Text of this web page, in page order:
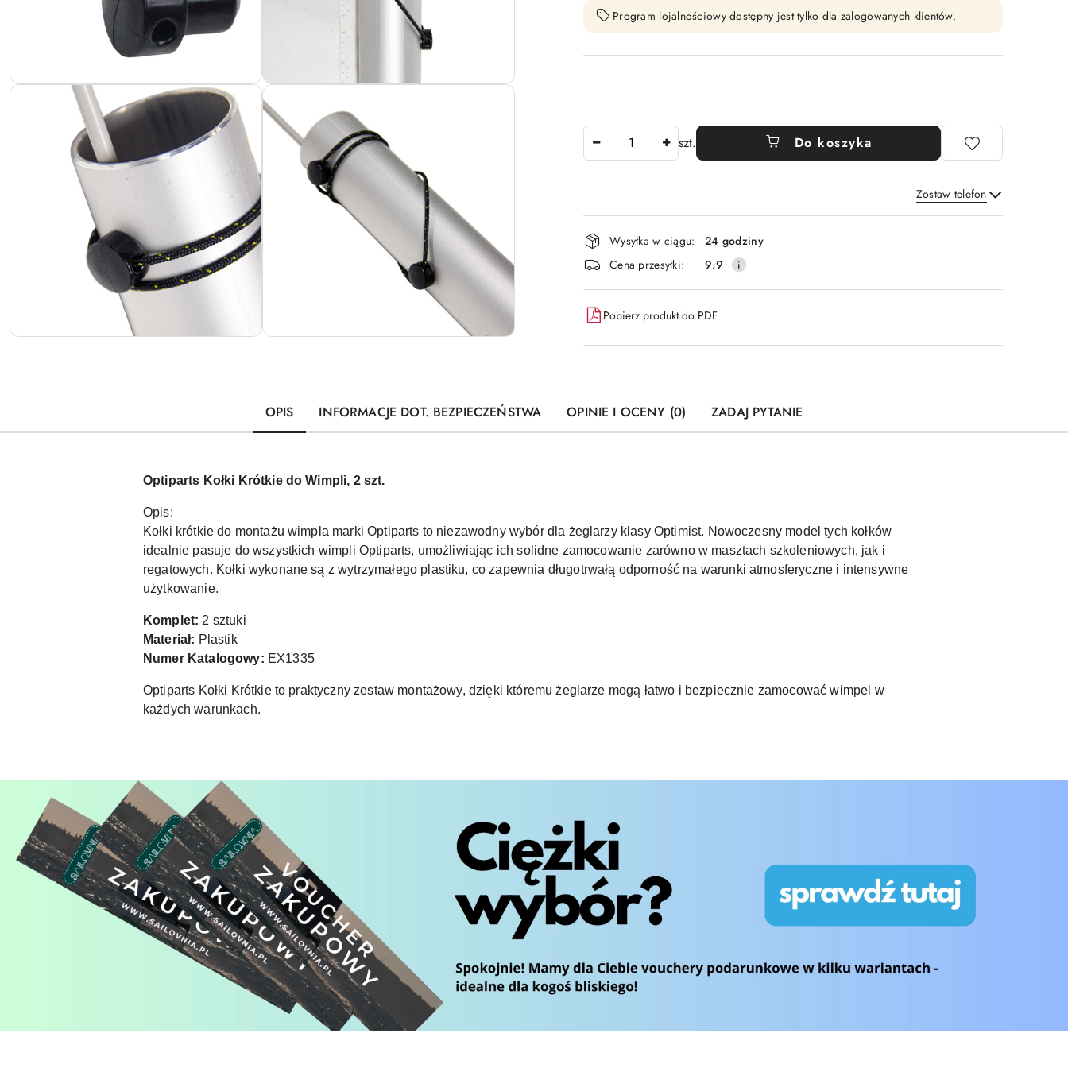
Program lojalnościowy dostępny jest tylko dla zalogowanych klientów.
szt. Do koszyka
Zostaw telefon
Wyślij
Dostępność
i
dostawa
Wysyłka w ciągu:
24 godziny
Cena przesyłki:
9.9
Pobierz produkt do PDF
OPIS INFORMACJE DOT. BEZPIECZEŃSTWA OPINIE I OCENY (0) ZADAJ PYTANIE
Optiparts Kołki Krótkie do Wimpli, 2 szt.
Opis:
Kołki krótkie do montażu wimpla marki Optiparts to niezawodny wybór dla żeglarzy klasy Optimist. Nowoczesny model tych kołków
idealnie pasuje do wszystkich wimpli Optiparts, umożliwiając ich solidne zamocowanie zarówno w masztach szkoleniowych, jak i
regatowych. Kołki wykonane są z wytrzymałego plastiku, co zapewnia długotrwałą odporność na warunki atmosferyczne i intensywne
użytkowanie.
Komplet: 2 sztuki
Materiał: Plastik
Numer Katalogowy: EX1335
Optiparts Kołki Krótkie to praktyczny zestaw montażowy, dzięki któremu żeglarze mogą łatwo i bezpiecznie zamocować wimpel w
każdych warunkach.